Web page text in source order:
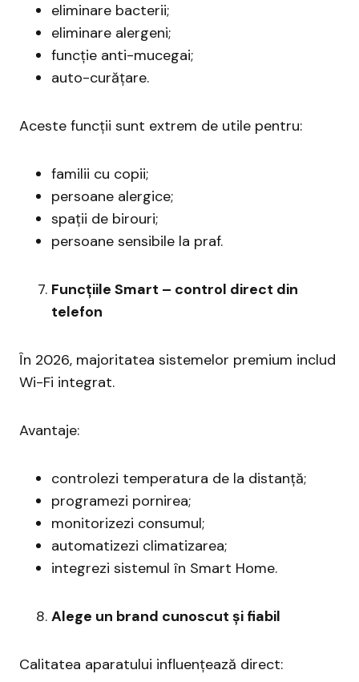
eliminare bacterii;
eliminare alergeni;
funcție anti-mucegai;
auto-curățare.
Aceste funcții sunt extrem de utile pentru:
familii cu copii;
persoane alergice;
spații de birouri;
persoane sensibile la praf.
Funcțiile Smart – control direct din
telefon
În 2026, majoritatea sistemelor premium includ
Wi-Fi integrat.
Avantaje:
controlezi temperatura de la distanță;
programezi pornirea;
monitorizezi consumul;
automatizezi climatizarea;
integrezi sistemul în Smart Home.
Alege un brand cunoscut și fiabil
Calitatea aparatului influențează direct: